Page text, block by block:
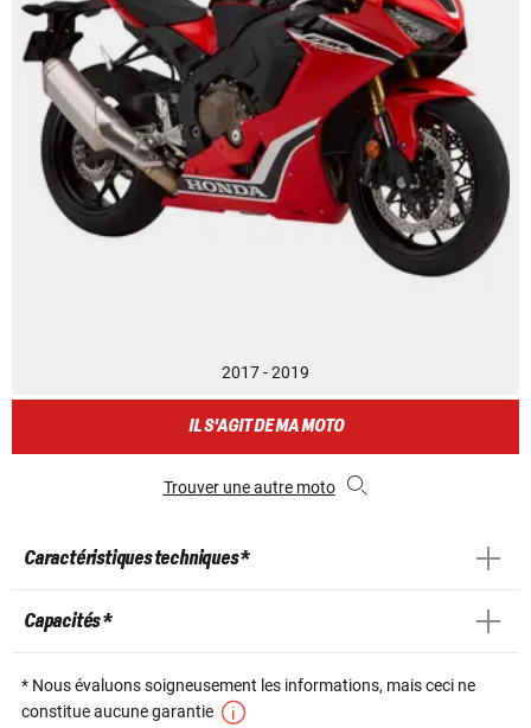
2017 - 2019
IL S'AGIT DE MA MOTO
Trouver une autre moto
Caractéristiques techniques *
Capacités *
* Nous évaluons soigneusement les informations, mais ceci ne
constitue aucune garantie